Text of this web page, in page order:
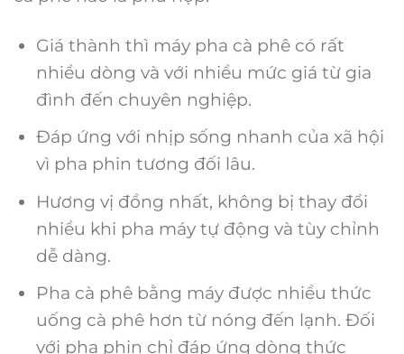
Giá thành thì máy pha cà phê có rất
nhiều dòng và với nhiều mức giá từ gia
đình đến chuyên nghiệp.
Đáp ứng với nhịp sống nhanh của xã hội
vì pha phin tương đối lâu.
Hương vị đồng nhất, không bị thay đổi
nhiều khi pha máy tự động và tùy chỉnh
dễ dàng.
Pha cà phê bằng máy được nhiều thức
uống cà phê hơn từ nóng đến lạnh. Đối
với pha phin chỉ đáp ứng dòng thức